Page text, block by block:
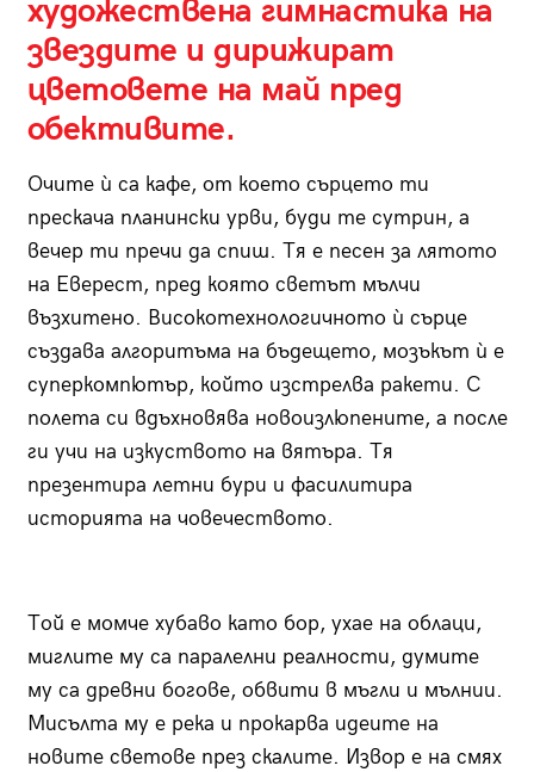
художествена гимнастика на
звездите и дирижират
цветовете на май пред
обективите.
Очите ѝ са кафе, от което сърцето ти
прескача планински урви, буди те сутрин, а
вечер ти пречи да спиш. Тя е песен за лятото
на Еверест, пред която светът мълчи
възхитено. Високотехнологичното ѝ сърце
създава алгоритъма на бъдещето, мозъкът ѝ е
суперкомпютър, който изстрелва ракети. С
полета си вдъхновява новоизлюпените, а после
ги учи на изкуството на вятъра. Тя
презентира летни бури и фасилитира
историята на човечеството.
Той е момче хубаво като бор, ухае на облаци,
миглите му са паралелни реалности, думите
му са древни богове, обвити в мъгли и мълнии.
Мисълта му е река и прокарва идеите на
новите светове през скалите. Извор е на смях